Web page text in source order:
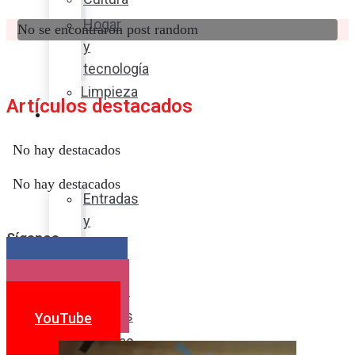
Hogar
y
tecnología
Limpieza
Cocina
sabor
Entradas
y
Postres
Bebidas
No se encontraron post random
Artículos destacados
No hay destacados
No hay destacados
Síganos
YouTube